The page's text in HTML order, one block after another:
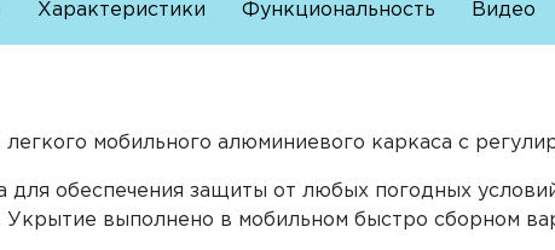
Характеристики Функциональность Видео
легкого мобильного алюминиевого каркаса с
для обеспечения защиты от любых погодных
Укрытие выполнено в мобильном быстро сборном